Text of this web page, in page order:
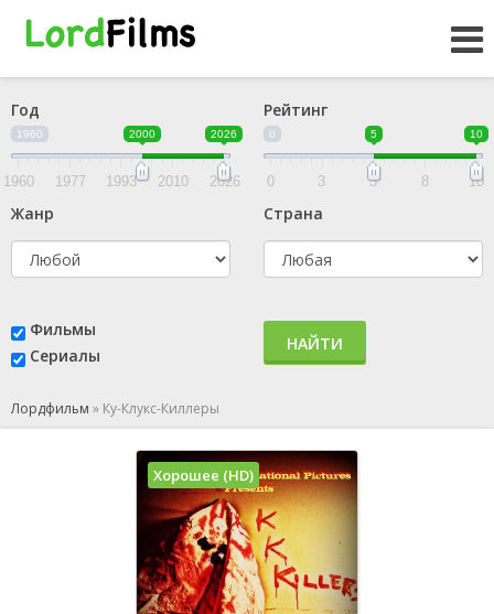
Год
1960 2000 2026
1960 1977 1993 2010 2026
Рейтинг
0 5 10
0 3 5 8 10
Жанр Страна
Фильмы
Сериалы
НАЙТИ
Лордфильм » Ку-Клукс-Киллеры
Хорошее (HD)